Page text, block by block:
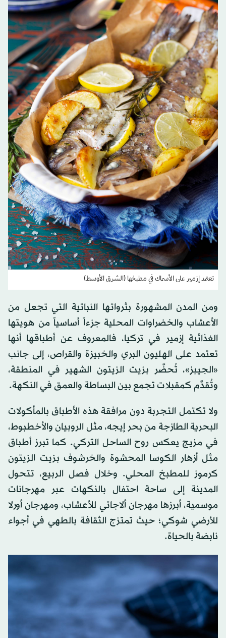
تعتمد إزمير على الأسماك في مطبخها (الشرق الأوسط)
ومن المدن المشهورة بثرواتها النباتية التي تجعل من
الأعشاب والخضراوات المحلية جزءاً أساسياً من هويتها
الغذائية إزمير في تركيا، فالمعروف عن أطباقها أنها
تعتمد على الهليون البري والخبيزة والقراص، إلى جانب
«الجيبز»، تُحضَّر بزيت الزيتون الشهير في المنطقة،
وتُقدَّم كمقبلات تجمع بين البساطة والعمق في النكهة.
ولا تكتمل التجربة دون مرافقة هذه الأطباق بالمأكولات
البحرية الطازجة من بحر إيجه، مثل الروبيان والأخطبوط،
في مزيج يعكس روح الساحل التركي. كما تبرز أطباق
مثل أزهار الكوسا المحشوة والخرشوف بزيت الزيتون
كرموز للمطبخ المحلي. وخلال فصل الربيع، تتحول
المدينة إلى ساحة احتفال بالنكهات عبر مهرجانات
موسمية، أبرزها مهرجان ألاجاتي للأعشاب، ومهرجان أورلا
للأرضي شوكي؛ حيث تمتزج الثقافة بالطهي في أجواء
نابضة بالحياة.